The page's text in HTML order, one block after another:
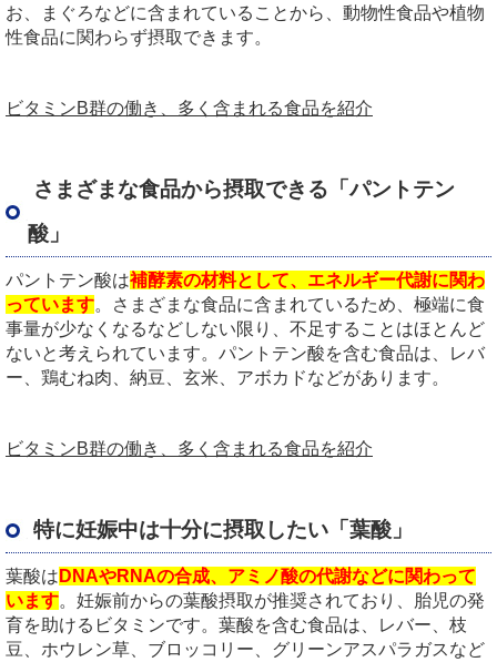
お、まぐろなどに含まれていることから、動物性食品や植物
性食品に関わらず摂取できます。
ビタミンB群の働き、多く含まれる食品を紹介
さまざまな食品から摂取できる「パントテン
酸」
パントテン酸は補酵素の材料として、エネルギー代謝に関わ
っています。さまざまな食品に含まれているため、極端に食
事量が少なくなるなどしない限り、不足することはほとんど
ないと考えられています。パントテン酸を含む食品は、レバ
ー、鶏むね肉、納豆、玄米、アボカドなどがあります。
ビタミンB群の働き、多く含まれる食品を紹介
特に妊娠中は十分に摂取したい「葉酸」
葉酸は DNAやRNAの合成、アミノ酸の代謝などに関わって
います。妊娠前からの葉酸摂取が推奨されており、胎児の発
育を助けるビタミンです。葉酸を含む食品は、レバー、枝
豆、ホウレン草、ブロッコリー、グリーンアスパラガスなど